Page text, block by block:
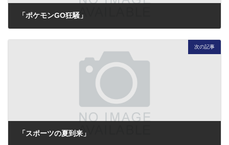
「ポケモンGO狂騒」
次の記事
「スポーツの夏到来」